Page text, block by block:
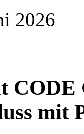
2026
CODE
mit